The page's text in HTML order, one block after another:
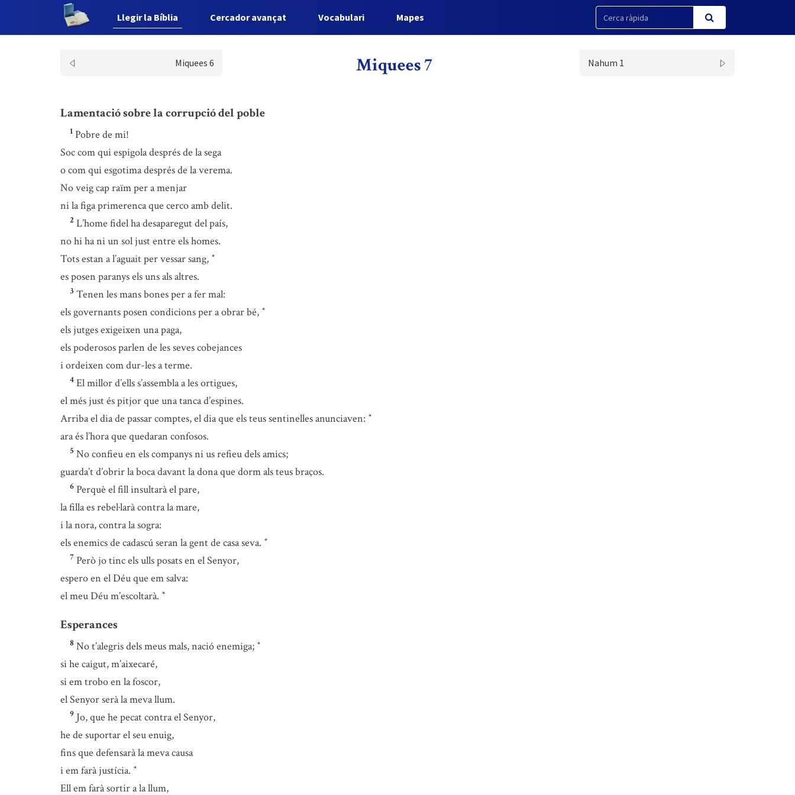
Llegir la Bíblia Cercador avançat Vocabulari Mapes
Miquees 6 Miquees 7 Nahum 1
Lamentació sobre la corrupció del poble
1 Pobre de mi!
Soc com qui espigola després de la sega
o com qui esgotima després de la verema.
No veig cap raïm per a menjar
ni la figa primerenca que cerco amb delit.
2 L’home fidel ha desaparegut del país,
no hi ha ni un sol just entre els homes.
Tots estan a l’aguait per vessar sang, *
es posen paranys els uns als altres.
3 Tenen les mans bones per a fer mal:
els governants posen condicions per a obrar bé, *
els jutges exigeixen una paga,
els poderosos parlen de les seves cobejances
i ordeixen com dur-les a terme.
4 El millor d’ells s’assembla a les ortigues,
el més just és pitjor que una tanca d’espines.
Arriba el dia de passar comptes, el dia que els teus sentinelles anunciaven: *
ara és l’hora que quedaran confosos.
5 No confieu en els companys ni us refieu dels amics;
guarda’t d’obrir la boca davant la dona que dorm als teus braços.
6 Perquè el fill insultarà el pare,
la filla es rebel·larà contra la mare,
i la nora, contra la sogra:
els enemics de cadascú seran la gent de casa seva. *
7 Però jo tinc els ulls posats en el Senyor,
espero en el Déu que em salva:
el meu Déu m’escoltarà. *
Esperances
8 No t’alegris dels meus mals, nació enemiga; *
si he caigut, m’aixecaré,
si em trobo en la foscor,
el Senyor serà la meva llum.
9 Jo, que he pecat contra el Senyor,
he de suportar el seu enuig,
fins que defensarà la meva causa
i em farà justícia. *
Ell em farà sortir a la llum,